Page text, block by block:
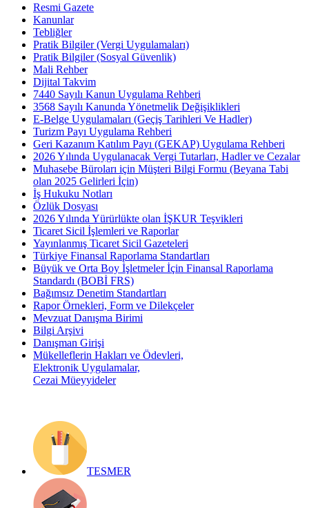
Resmi Gazete
Kanunlar
Tebliğler
Pratik Bilgiler (Vergi Uygulamaları)
Pratik Bilgiler (Sosyal Güvenlik)
Mali Rehber
Dijital Takvim
7440 Sayılı Kanun Uygulama Rehberi
3568 Sayılı Kanunda Yönetmelik Değişiklikleri
E-Belge Uygulamaları (Geçiş Tarihleri Ve Hadler)
Turizm Payı Uygulama Rehberi
Geri Kazanım Katılım Payı (GEKAP) Uygulama Rehberi
2026 Yılında Uygulanacak Vergi Tutarları, Hadler ve Cezalar
Muhasebe Büroları için Müşteri Bilgi Formu (Beyana Tabi
olan 2025 Gelirleri İçin)
İş Hukuku Notları
Özlük Dosyası
2026 Yılında Yürürlükte olan İŞKUR Teşvikleri
Ticaret Sicil İşlemleri ve Raporlar
Yayınlanmış Ticaret Sicil Gazeteleri
Türkiye Finansal Raporlama Standartları
Büyük ve Orta Boy İşletmeler İçin Finansal Raporlama
Standardı (BOBİ FRS)
Bağımsız Denetim Standartları
Rapor Örnekleri, Form ve Dilekçeler
Mevzuat Danışma Birimi
Bilgi Arşivi
Danışman Girişi
Mükelleflerin Hakları ve Ödevleri,
Elektronik Uygulamalar,
Cezai Müeyyideler
TESMER